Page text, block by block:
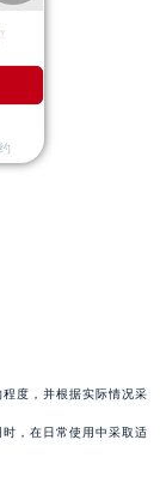
度，并根据实际情况采
，在日常使用中采取适